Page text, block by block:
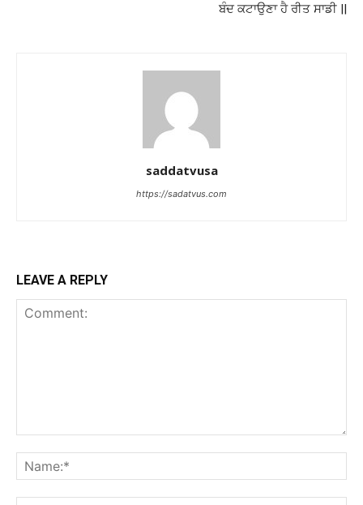
ਬੰਦ ਕਟਾਉਣਾ ਹੈ ਰੀਤ ਸਾਡੀ ||
saddatvusa
https://sadatvus.com
LEAVE A REPLY